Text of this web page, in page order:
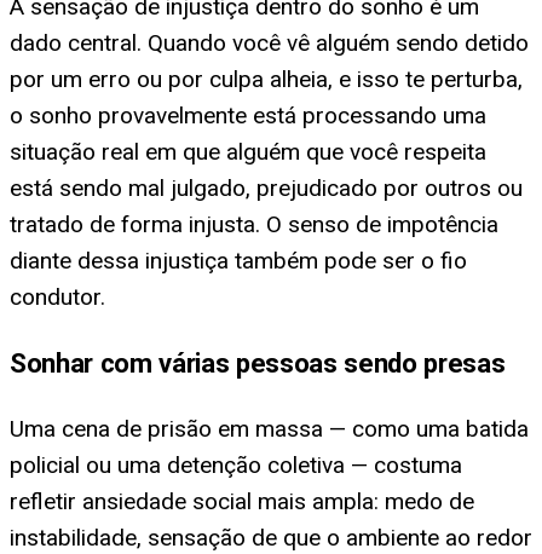
A sensação de injustiça dentro do sonho é um
dado central. Quando você vê alguém sendo detido
por um erro ou por culpa alheia, e isso te perturba,
o sonho provavelmente está processando uma
situação real em que alguém que você respeita
está sendo mal julgado, prejudicado por outros ou
tratado de forma injusta. O senso de impotência
diante dessa injustiça também pode ser o fio
condutor.
Sonhar com várias pessoas sendo presas
Uma cena de prisão em massa — como uma batida
policial ou uma detenção coletiva — costuma
refletir ansiedade social mais ampla: medo de
instabilidade, sensação de que o ambiente ao redor